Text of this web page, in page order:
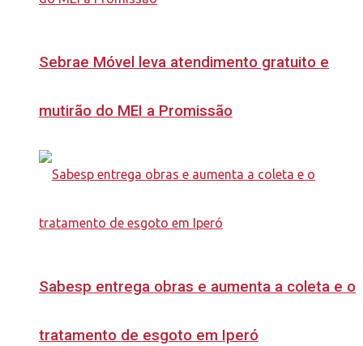
Sebrae Móvel leva atendimento gratuito e
mutirão do MEI a Promissão
Sabesp entrega obras e aumenta a coleta e o
tratamento de esgoto em Iperó